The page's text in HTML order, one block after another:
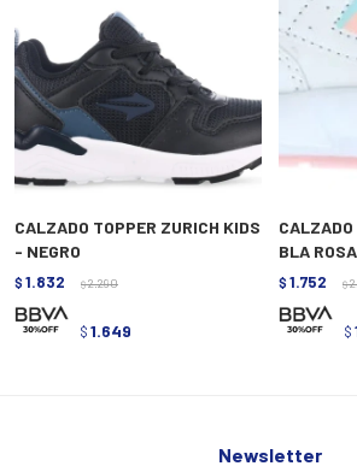
CALZADO TOPPER ZURICH KIDS
- NEGRO
$ 1.832 $ 2.290
$ 1.649
BLA ROSA
$ 1.752 $
$
Newsletter